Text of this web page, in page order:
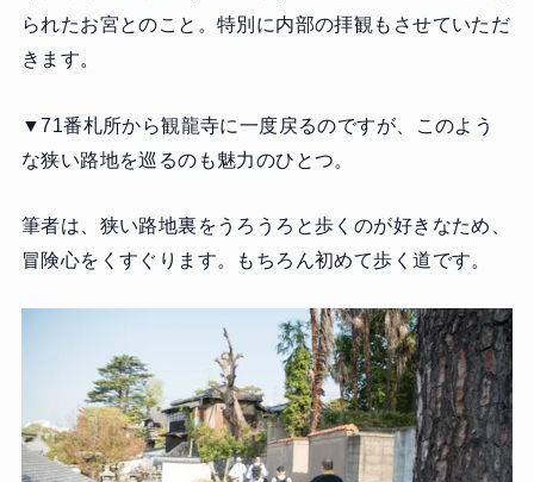
られたお宮とのこと。特別に内部の拝観もさせていただ
きます。
▼71番札所から観龍寺に一度戻るのですが、このよう
な狭い路地を巡るのも魅力のひとつ。
筆者は、狭い路地裏をうろうろと歩くのが好きなため、
冒険心をくすぐります。もちろん初めて歩く道です。